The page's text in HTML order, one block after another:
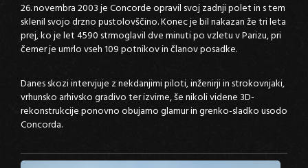
26. novembra 2003 je Concorde opravil svoj zadnji polet in s tem
sklenil svojo drzno pustolovščino. Konec je bil nakazan že tri leta
prej, ko je let 4590 strmoglavil dve minuti po vzletu v Parizu, pri
čemer je umrlo vseh 109 potnikov in članov posadke.
Danes skozi intervjuje z nekdanjimi piloti, inženirji in strokovnjaki,
vrhunsko arhivsko gradivo ter izvirne, še nikoli videne 3D-
rekonstrukcije ponovno obujamo glamur in grenko-sladko usodo
Concorda.